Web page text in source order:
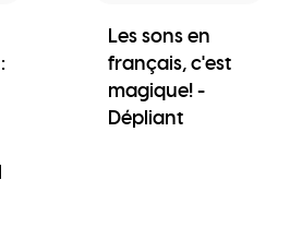
Les sons en
français, c'est
magique! -
Dépliant